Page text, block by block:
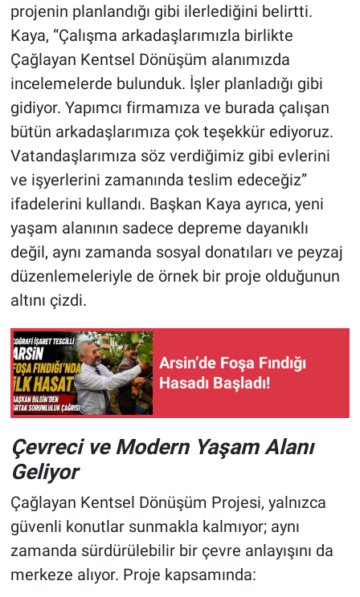
projenin planlandığı gibi ilerlediğini belirtti.
Kaya, “Çalışma arkadaşlarımızla birlikte
Çağlayan Kentsel Dönüşüm alanımızda
incelemelerde bulunduk. İşler planladığı gibi
gidiyor. Yapımcı firmamıza ve burada çalışan
bütün arkadaşlarımıza çok teşekkür ediyoruz.
Vatandaşlarımıza söz verdiğimiz gibi evlerini
ve işyerlerini zamanında teslim edeceğiz”
ifadelerini kullandı. Başkan Kaya ayrıca, yeni
yaşam alanının sadece depreme dayanıklı
değil, aynı zamanda sosyal donatıları ve peyzaj
düzenlemeleriyle de örnek bir proje olduğunun
altını çizdi.
Arsin’de Foşa Fındığı
Hasadı Başladı!
Çevreci ve Modern Yaşam Alanı
Geliyor
Çağlayan Kentsel Dönüşüm Projesi, yalnızca
güvenli konutlar sunmakla kalmıyor; aynı
zamanda sürdürülebilir bir çevre anlayışını da
merkeze alıyor. Proje kapsamında: